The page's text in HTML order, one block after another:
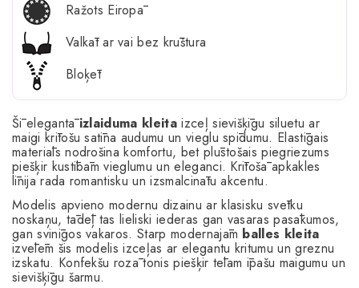
Ražots Eiropā
Valkāt ar vai bez krūštura
Bloķēt
Šī elegantāizlaiduma kleitaizceļ sievišķīgu siluetu ar
maigi krītošu satīna audumu un vieglu spīdumu. Elastīgais
materiāls nodrošina komfortu, bet plūstošais piegriezums
piešķir kustībām vieglumu un eleganci. Krītošā apkakles
līnija rada romantisku un izsmalcinātu akcentu.
Modelis apvieno modernu dizainu ar klasisku svētku
noskaņu, tādēļ tas lieliski iederas gan vasaras pasākumos,
gan svinīgos vakaros. Starp modernajām balles kleita
izvēlēm šis modelis izceļas ar elegantu kritumu un greznu
izskatu. Konfekšu rozā tonis piešķir tēlam īpašu maigumu un
sievišķīgu šarmu.